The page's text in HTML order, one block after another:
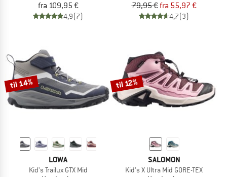
fra 109,95 €
4,9(7)
79,95 €fra 55,97 €
4,7(3)
til 14%
LOWA
Kid's Trailux GTX Mid
til 12%
SALOMON
Kid's X Ultra Mid GORE-TEX